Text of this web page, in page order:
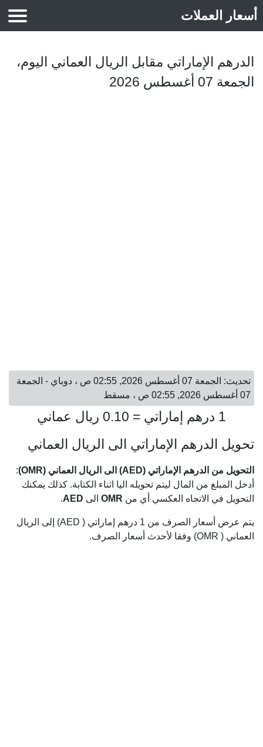
أسعار العملات
الدرهم الإماراتي مقابل الريال العماني اليوم،
الجمعة 07 أغسطس 2026
تحديث: الجمعة 07 أغسطس 2026, 02:55 ص ، دوباي - الجمعة
07 أغسطس 2026, 02:55 ص ، مسقط
1 درهم إماراتي = 0.10 ريال عماني
تحويل الدرهم الإماراتي الى الريال العماني
التحويل من الدرهم الإماراتي (AED) الى الريال العماني (OMR)
:
أدخل المبلغ من المال ليتم تحويله اليا اثناء الكتابة. كذلك يمكنك
التحويل في الاتجاه العكسي أي من OMR الى AED
.
يتم عرض أسعار الصرف من 1 درهم إماراتي ( AED) إلى الريال
العماني ( OMR) وفقا لأحدث أسعار الصرف.